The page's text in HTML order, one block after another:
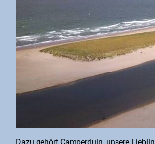
Dazu gehört Camperduin, unsere